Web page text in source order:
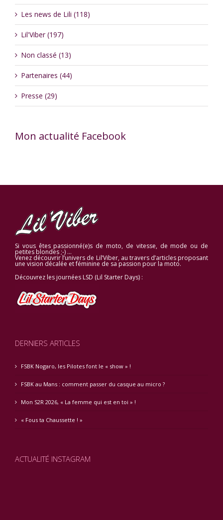
Les news de Lili (118)
Lil'Viber (197)
Non classé (13)
Partenaires (44)
Presse (29)
Mon actualité Facebook
Si vous êtes passionné(e)s de moto, de vitesse, de mode ou de
petites blondes ;-) …
Venez découvrir l’univers de Lil’Viber, au travers d’articles proposant
une vision décalée et féminine de sa passion pour la moto.
Découvrez les journées LSD (Lil Starter Days) :
DERNIERS ARTICLES
FSBK Nogaro, les Pilotes font le « show » !
FSBK au Mans : comment passer du casque au micro ?
Mon S2R 2026, « La femme qui est en toi » !
« Fous ta Chaussette ! »
ACTUALITÉ INSTAGRAM